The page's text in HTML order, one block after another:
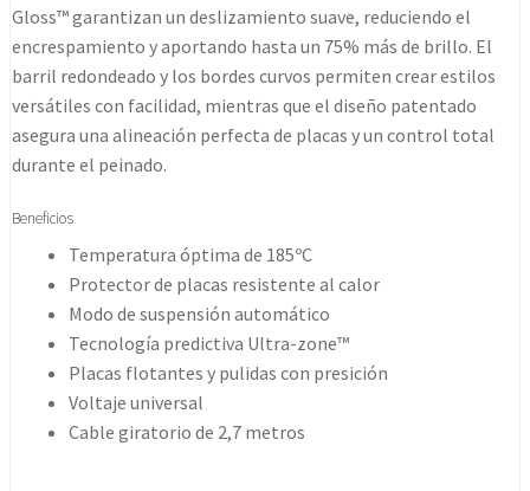
Gloss™ garantizan un deslizamiento suave, reduciendo el
encrespamiento y aportando hasta un 75% más de brillo. El
barril redondeado y los bordes curvos permiten crear estilos
versátiles con facilidad, mientras que el diseño patentado
asegura una alineación perfecta de placas y un control total
durante el peinado.
Beneficios
Temperatura óptima de 185ºC
Protector de placas resistente al calor
Modo de suspensión automático
Tecnología predictiva Ultra-zone™
Placas flotantes y pulidas con presición
Voltaje universal
Cable giratorio de 2,7 metros